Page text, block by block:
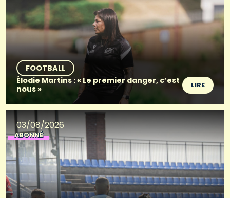
FOOTBALL
Élodie Martins : « Le premier danger, c’est
nous »
LIRE
03/08/2026
ABONNÉ